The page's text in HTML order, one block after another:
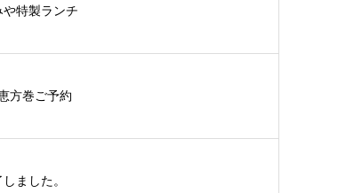
特製ランチ
方巻ご予約
ました。